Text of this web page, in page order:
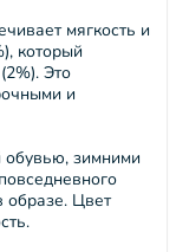
мягкость и
который
Это
и
зимними
образе. Цвет